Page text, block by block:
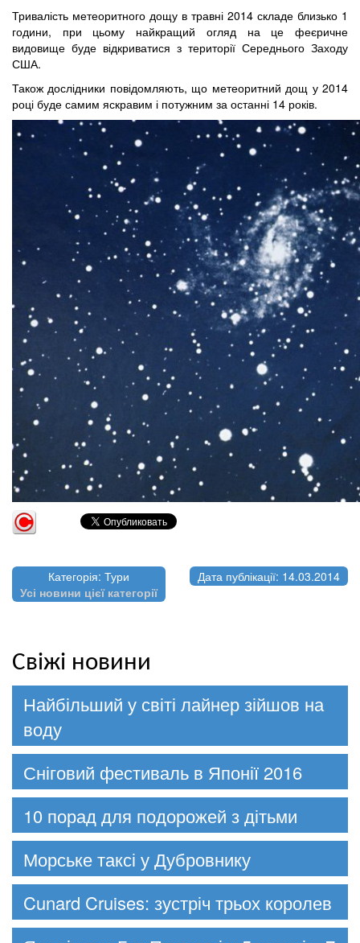
Тривалість метеоритного дощу в травні 2014 складе близько 1
години, при цьому найкращий огляд на це феєричне
видовище буде відкриватися з території Середнього Заходу
США.
Також дослідники повідомляють, що метеоритний дощ у 2014
році буде самим яскравим і потужним за останні 14 років.
Категорія: Тури
Усі новини цієї категорії
Дата публікації: 14.03.2014
Свіжі новини
Найбільший у світі лайнер зійшов на
воду
Сніговий фестиваль в Японії 2016
10 порад для подорожей з дітьми
Морське таксі у Дубровнику
Cunard Cruises: зустріч трьох королев